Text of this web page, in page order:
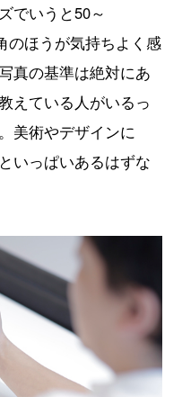
でいうと50～
のほうが気持ちよく感
真の基準は絶対にあ
えている人がいるっ
美術やデザインに
いっぱいあるはずな